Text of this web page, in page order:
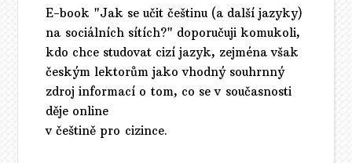
E-book "Jak se učit češtinu (a další jazyky)
na sociálních sítích?" doporučuji komukoli,
kdo chce studovat cizí jazyk, zejména však
českým lektorům jako vhodný souhrnný
zdroj informací o tom, co se v současnosti
děje online
v češtině pro cizince.